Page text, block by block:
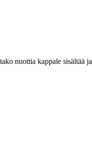
nuottia kappale sisältää